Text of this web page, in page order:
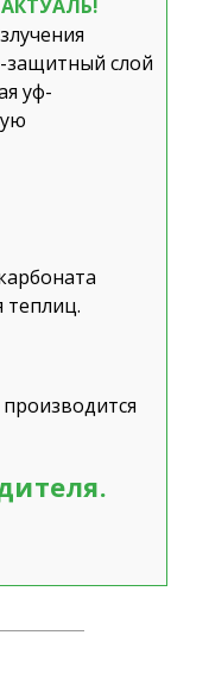
АКТУАЛЬ!
защитный слой
уф-
теплиц.